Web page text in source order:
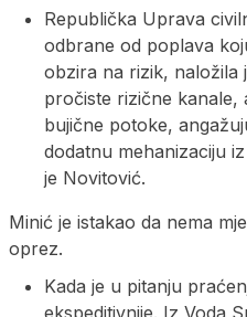
Republička Uprava
odbrane od poplava
obzira na rizik, naložila
pročiste rizične kanale,
bujične potoke,
dodatnu mehanizaciju
je Novitović.
Minić je istakao da nema
oprez.
Kada je u pitanju
ekspeditivnije. Iz Voda